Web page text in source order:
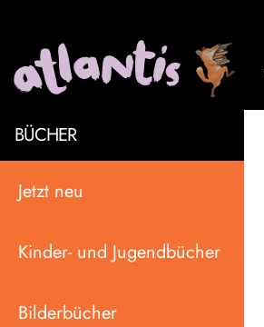
BÜCHER
Jetzt neu
Kinder- und Jugendbücher
Bilderbücher